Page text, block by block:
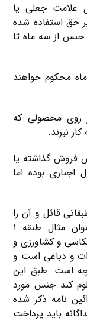
علامت جعلی یا
حق استفاده شده
حبس از سه ماه تا
محکوم خواهند
روی محصولی که
نبرند.
فروش گذاشته یا
اجباری بوده اما
قائل و آن را
به ۳۶ بخش تقسیم نموده اند . به عنوان مثال طبقه ۱
و کشاورزی و
و دباغی است و
طبقه ی ۲۴ انواع پارچه است. طبق این
کند جنس مورد
نامه ذکر شده
باید پرداخت